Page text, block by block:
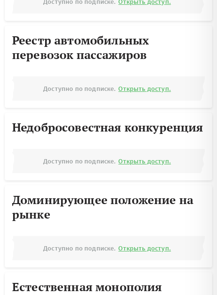
Реестр автомобильных
перевозок пассажиров
Доступно по подписке. Открыть доступ.
Недобросовестная конкуренция
Доступно по подписке. Открыть доступ.
Доминирующее положение на
рынке
Доступно по подписке. Открыть доступ.
Естественная монополия